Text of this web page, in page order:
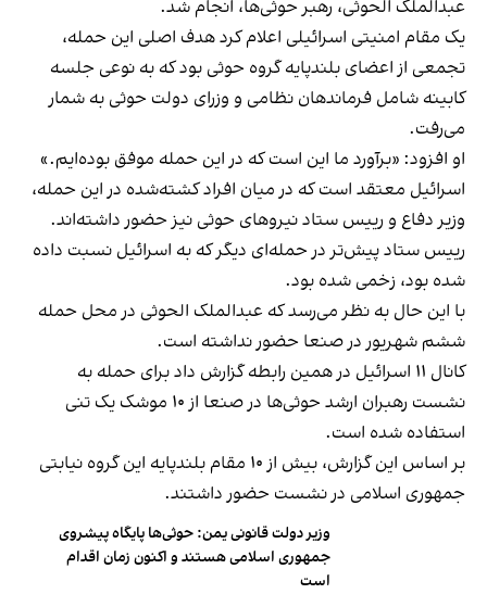
عبدالملک الحوثی، رهبر حوثی‌ها، انجام شد.
یک مقام امنیتی اسرائیلی اعلام کرد هدف اصلی این حمله،
تجمعی از اعضای بلندپایه گروه حوثی بود که به نوعی جلسه
کابینه شامل فرماندهان نظامی و وزرای دولت حوثی به‌ شمار
می‌رفت.
او افزود: «برآورد ما این است که در این حمله موفق بوده‌ایم.»
اسرائیل معتقد است که در میان افراد کشته‌شده در این حمله،
وزیر دفاع و رییس ستاد نیروهای حوثی نیز حضور داشته‌اند.
رییس ستاد پیش‌تر در حمله‌ای دیگر که به اسرائیل نسبت داده
شده بود، زخمی شده بود.
با این حال به نظر می‌رسد که عبدالملک الحوثی در محل حمله
ششم شهریور در صنعا حضور نداشته است.
کانال ۱۱ اسرائیل در همین رابطه گزارش داد برای حمله به
نشست رهبران ارشد حوثی‌ها در صنعا از ۱۰ موشک یک تنی
استفاده شده است.
بر اساس این گزارش، بیش از ۱۰ مقام بلندپایه این گروه نیابتی
جمهوری اسلامی در نشست حضور داشتند.
وزیر دولت قانونی یمن: حوثی‌ها پایگاه پیشروی
جمهوری اسلامی هستند و اکنون زمان اقدام
است